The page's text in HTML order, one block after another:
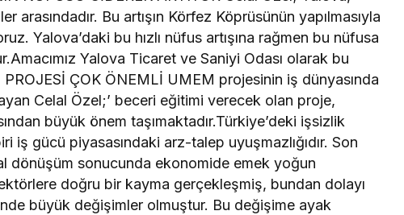
arasındadır. Bu artışın Körfez Köprüsünün yapılmasıyla
Yalova’daki bu hızlı nüfus artışına rağmen bu nüfusa
Yalova Ticaret ve Saniyi Odası olarak bu
ÇOK ÖNEMLİ UMEM projesinin iş dünyasında
Celal Özel;’ beceri eğitimi verecek olan proje,
büyük önem taşımaktadır.Türkiye’deki işsizlik
iş gücü piyasasındaki arz-talep uyuşmazlığıdır. Son
dönüşüm sonucunda ekonomide emek yoğun
doğru bir kayma gerçekleşmiş, bundan dolayı
büyük değişimler olmuştur. Bu değişime ayak